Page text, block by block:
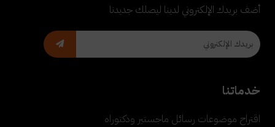
أضف بريدك الإلكتروني لدينا ليصلك جديدنا
خدماتنا
اقتراح موضوعات رسائل ماجستير ودكتوراه